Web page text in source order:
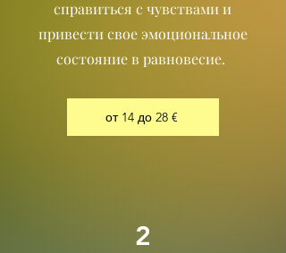
справиться с чувствами и
привести свое эмоциональное
состояние в равновесие.
от 14 до 28 €
2